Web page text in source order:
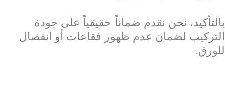
بالتأكيد، نحن نقدم ضماناً حقيقياً على جودة
التركيب لضمان عدم ظهور فقاعات أو انفصال
للورق.